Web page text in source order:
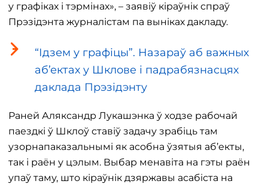
у графіках і тэрмінах», – заявіў кіраўнік спраў
Прэзідэнта журналістам па выніках дакладу.
“Ідзем у графіцы”. Назараў аб важных
аб’ектах у Шклове і падрабязнасцях
даклада Прэзідэнту
Раней Аляксандр Лукашэнка ў ходзе рабочай
паездкі ў Шклоў ставіў задачу зрабіць там
узорнапаказальнымі як асобна ўзятыя аб’екты,
так і раён у цэлым. Выбар менавіта на гэты раён
упаў таму, што кіраўнік дзяржавы асабіста на